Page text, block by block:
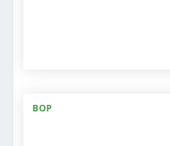
BOP